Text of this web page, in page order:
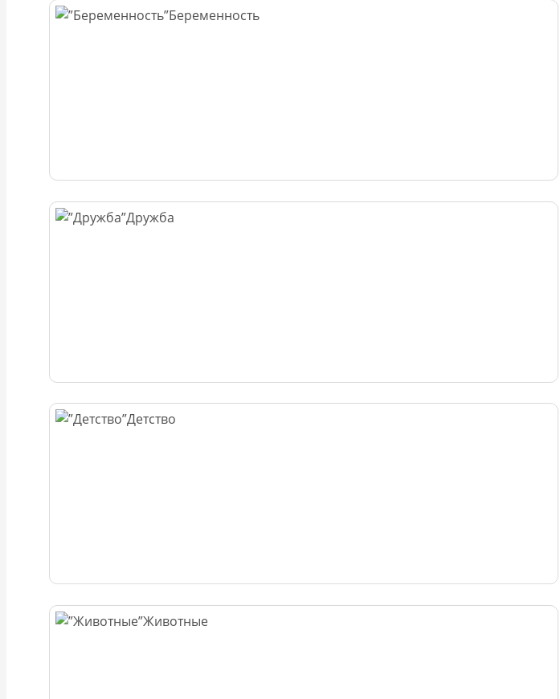
Беременность
Дружба
Детство
Животные